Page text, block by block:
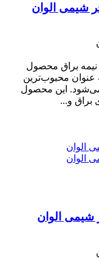
شیمی الوان
نیمه براق محصول
محبوب‌ترین
می‌شود. این محصول
براق و...
الوان